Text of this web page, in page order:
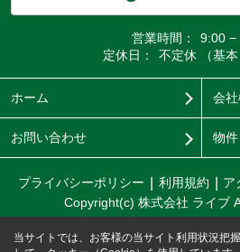
営業時間：
9:00 −
定休日：
不定休 （基本
ホーム 会
お問い合わせ 物
プライバシーポリシー 利用規約 ア
Copyright(c) 株式会社 ライブ
当サイトでは、お客様の当サイト利用状況把